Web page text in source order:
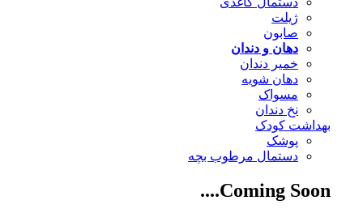
ژیلت
صابون
دهان و دندان
خمیر دندان
دهان شویه
مسواک
نخ دندان
بهداشت کودک
پوشک
دستمال مرطوب بچه
Coming Soon....